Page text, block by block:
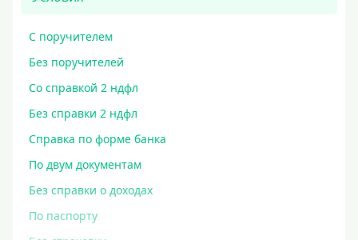
С поручителем
Без поручителей
Со справкой 2 ндфл
Без справки 2 ндфл
Справка по форме банка
По двум документам
Без справки о доходах
По паспорту